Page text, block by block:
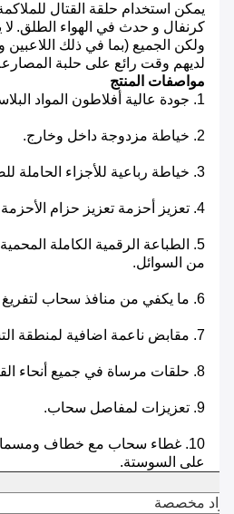
يمكن استخدام حلقة القتال
كرنفال و حدث في الهواء الطلق.
ولكن الجميع (بما في ذلك
لديهم وقت رائع على حلبة
مواصفات المنتج
1. جودة عالية أفلاطون المواد البلاستيكية.
2. خياطة مزدوجة داخل وخارج.
3. خياطة رباعية للأجزاء الحاملة للضغط وأجزاء المفاصل.
4. تعزيز أحزمة تعزيز حزام الأحزمة لبعض الأجزاء.
5. الطباعة الرقمية الكاملة
من السوائل.
6. ما يكفي من منافذ سحاب لتفريغ الحراس بسرعة.
7. مقابض ناعمة اضافية لمنطقة التسلق.
8. حلقات مرساة في جميع أنحاء القلاع.
9. تعزيزات لمفاصل سحاب.
10. غطاء سحاب مع خطاف
على السوستة.
مواد مخصصة